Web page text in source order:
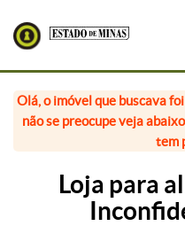
Olá, o imóvel que buscava
não se preocupe veja
tem
Loja para